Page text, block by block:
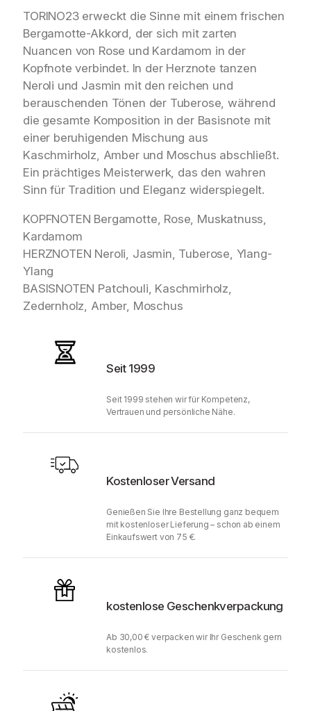
a
r
f
m
5
0
m
l
M
e
n
g
e
TORINO23 erweckt die Sinne mit einem frischen
Bergamotte-Akkord, der sich mit zarten
Nuancen von Rose und Kardamom in der
Kopfnote verbindet. In der Herznote tanzen
Neroli und Jasmin mit den reichen und
berauschenden Tönen der Tuberose, während
die gesamte Komposition in der Basisnote mit
einer beruhigenden Mischung aus
Kaschmirholz, Amber und Moschus abschließt.
Ein prächtiges Meisterwerk, das den wahren
Sinn für Tradition und Eleganz widerspiegelt.
KOPFNOTEN Bergamotte, Rose, Muskatnuss,
Kardamom
HERZNOTEN Neroli, Jasmin, Tuberose, Ylang-
Ylang
BASISNOTEN Patchouli, Kaschmirholz,
Zedernholz, Amber, Moschus
Seit 1999
Seit 1999 stehen wir für Kompetenz,
Vertrauen und persönliche Nähe.
Kostenloser Versand
Genießen Sie Ihre Bestellung ganz bequem
mit kostenloser Lieferung – schon ab einem
Einkaufswert von 75 €.
kostenlose Geschenkverpackung
Ab 30,00 € verpacken wir Ihr Geschenk gern
kostenlos.